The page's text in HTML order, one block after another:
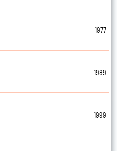
1977
1989
1999